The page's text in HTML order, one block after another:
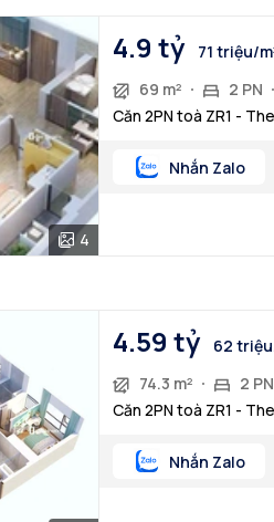
4
4.9 tỷ
71 triệu/
69 m²
2 PN
Căn 2PN toà ZR1 -
Nhắn Zalo
4.59 tỷ
62
74.3 m²
2 PN
Căn 2PN toà ZR1 -
Nhắn Zalo